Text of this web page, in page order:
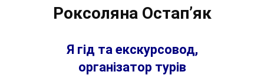
Роксоляна Остап’як
Я гід та екскурсовод,
організатор турів